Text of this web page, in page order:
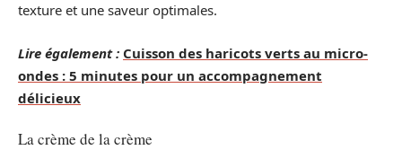
texture et une saveur optimales.
Lire également : Cuisson des haricots verts au micro-
ondes : 5 minutes pour un accompagnement
délicieux
La crème de la crème